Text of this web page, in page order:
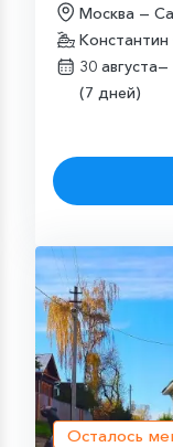
Москва —
30 августа—
(7 дней)
Осталось